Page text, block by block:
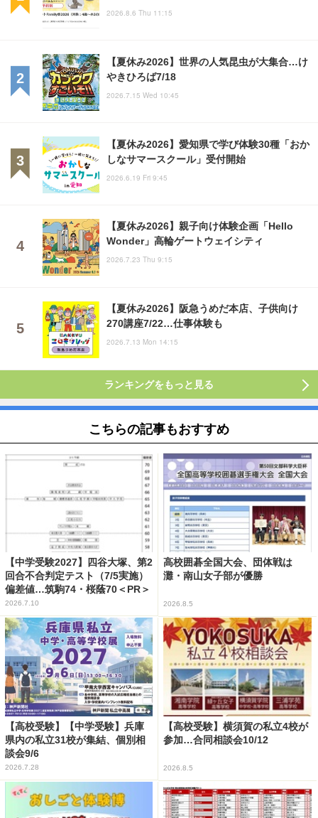
2026.8.6 Thu 11:15
【夏休み2026】世界の人気昆虫が大集合…け
やきひろば7/18
2026.7.15 Wed 10:45
【夏休み2026】愛知県で学び体験30種「おか
しなサマースクール」受付開始
2026.6.19 Fri 9:45
【夏休み2026】親子向け体験企画「Hello
Wonder」高輪ゲートウェイシティ
2026.7.23 Thu 9:15
【夏休み2026】阪急うめだ本店、子供向け
270講座7/22…仕事体験も
2026.7.13 Mon 14:15
ランキングをもっと見る
こちらの記事もおすすめ
【中学受験2027】四谷大塚、第2
回合不合判定テスト（7/5実施）
偏差値…筑駒74・桜蔭70＜PR＞
2026.7.10
高校囲碁全国大会、団体戦は
灘・南山女子部が優勝
2026.8.5
【高校受験】【中学受験】兵庫
県内の私立31校が集結、個別相
談会9/6
2026.7.28
【高校受験】横須賀の私立4校が
参加…合同相談会10/12
2026.8.5